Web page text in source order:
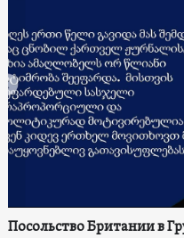
Посольство Британии в